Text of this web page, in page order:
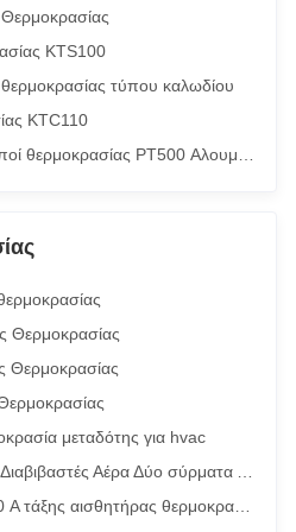
KTS100
τύπου καλωδίου
KTC110
θερμοκρασίας PT500 Αλουμίνιο
Θερμοκρασίας
Θερμοκρασίας
μεταδότης για hvac
Αέρα Δύο σύρματα Αισθητήρας θερμοκρασίας
αισθητήρας θερμοκρασίας για θέρμανση